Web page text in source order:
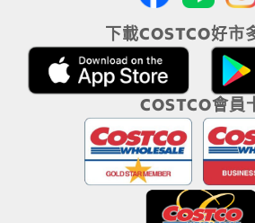
下載COSTCO好市
COSTCO會員